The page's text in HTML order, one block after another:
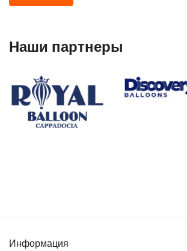
Наши партнеры
Информация